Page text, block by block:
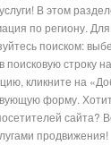
В этом
по региону.
поиском:
поисковую строку
кликните на
форму.
сайта?
продвижения!